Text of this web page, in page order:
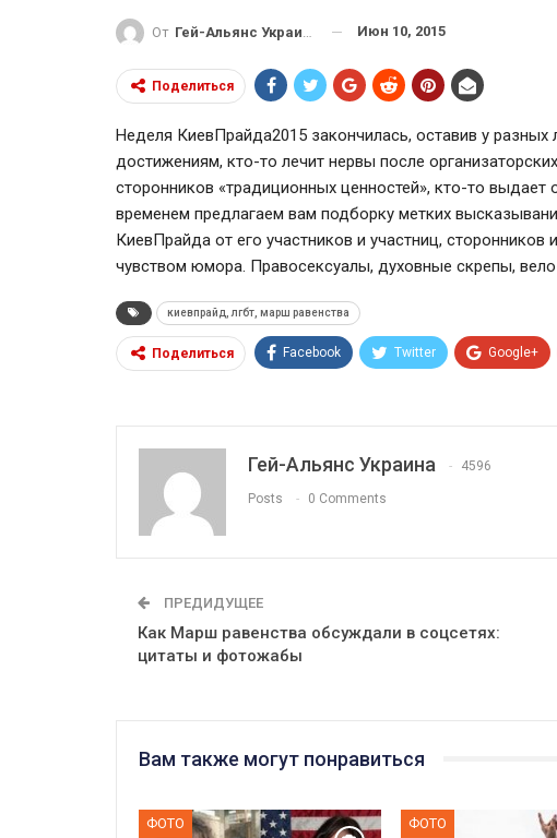
От Гей-Альянс Украина Июн 10, 2015
Поделиться
Неделя КиевПрайда2015 закончилась, оставив у
достижениям, кто-то лечит нервы после
сторонников «традиционных ценностей», кто-то
временем предлагаем вам подборку метких
КиевПрайда от его участников и участниц,
чувством юмора. Правосексуалы, духовные скрепы,
киевпрайд, лгбт, марш равенства
Поделиться Facebook Twitter Google+
Гей-Альянс Украина 4596
Posts 0 Comments
ПРЕДИДУЩЕЕ
Как Марш равенства обсуждали в соцсетях:
цитаты и фотожабы
Вам также могут понравиться
ФОТО ФОТО